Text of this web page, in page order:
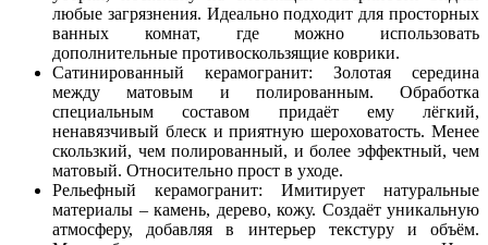
любые загрязнения. Идеально подходит для просторных
ванных комнат, где можно использовать
дополнительные противоскользящие коврики.
Сатинированный керамогранит: Золотая середина
между матовым и полированным. Обработка
специальным составом придаёт ему лёгкий,
ненавязчивый блеск и приятную шероховатость. Менее
скользкий, чем полированный, и более эффектный, чем
матовый. Относительно прост в уходе.
Рельефный керамогранит: Имитирует натуральные
материалы – камень, дерево, кожу. Создаёт уникальную
атмосферу, добавляя в интерьер текстуру и объём.